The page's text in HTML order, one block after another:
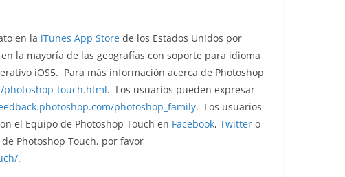
en la iTunes App Store de los Estados Unidos por
la mayoría de las geografías con soporte para idioma
iOS5. Para más información acerca de Photoshop
photoshop-touch.html. Los usuarios pueden expresar
photoshop_family. Los usuarios
el Equipo de Photoshop Touch en Facebook, Twitter o
Photoshop Touch, por favor
.